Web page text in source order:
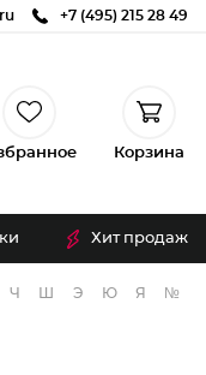
+7 (495) 215 28 49
Корзина
Хит продаж
Ч Э Ю Я №